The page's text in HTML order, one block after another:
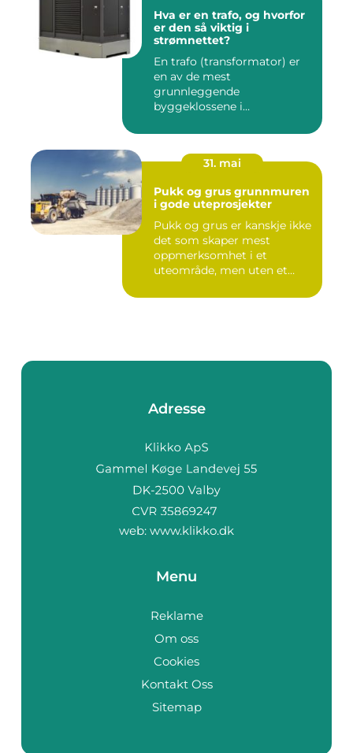
Hva er en trafo, og hvorfor
er den så viktig i
strømnettet?
En trafo (transformator) er
en av de mest
grunnleggende
byggeklossene i
transforma...
31. mai
Pukk og grus grunnmuren
i gode uteprosjekter
Pukk og grus er kanskje ikke
det som skaper mest
oppmerksomhet i et
uteområde, men uten et
Adresse
web: www.klikko.dk
Menu
Reklame
Om oss
Cookies
Kontakt Oss
Sitemap